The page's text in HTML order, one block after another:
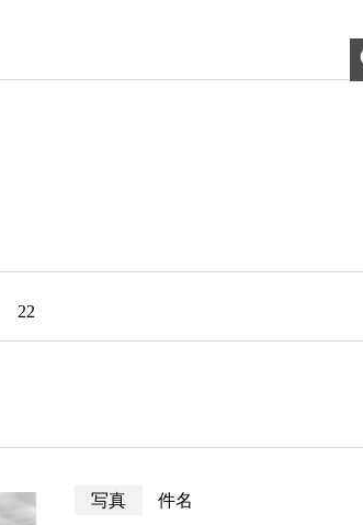
22
写真 件名